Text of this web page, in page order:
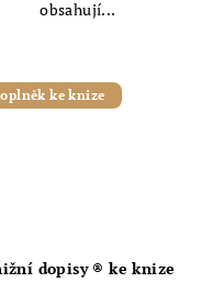
obsahují...
ke knize
dopisy ® ke knize